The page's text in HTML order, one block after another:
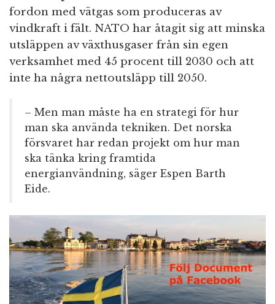
fordon med vätgas som produceras av
vindkraft i fält. NATO har åtagit sig att minska
utsläppen av växthusgaser från sin egen
verksamhet med 45 procent till 2030 och att
inte ha några nettoutsläpp till 2050.
– Men man måste ha en strategi för hur
man ska använda tekniken. Det norska
försvaret har redan projekt om hur man
ska tänka kring framtida
energianvändning, säger Espen Barth
Eide.